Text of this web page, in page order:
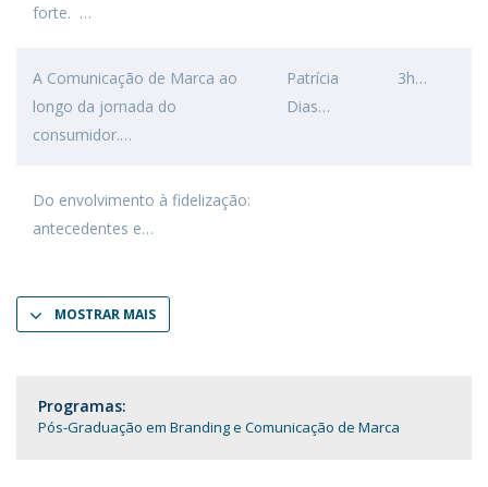
forte.
A Comunicação de Marca ao
longo da jornada do
consumidor.
Patrícia
Dias
3h
Do envolvimento à fidelização:
antecedentes e
MOSTRAR MAIS
Programas:
Pós-Graduação em Branding e Comunicação de Marca